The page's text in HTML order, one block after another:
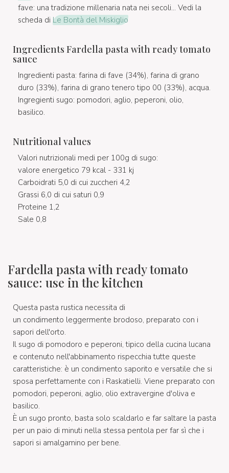
fave: una tradizione millenaria nata nei secoli... Vedi la
scheda di Le Bontà del Miskiglio
Ingredients Fardella pasta with ready tomato
sauce
Ingredienti pasta: farina di fave (34%), farina di grano
duro (33%), farina di grano tenero tipo 00 (33%), acqua.
Ingregienti sugo: pomodori, aglio, peperoni, olio,
basilico.
Nutritional values
Valori nutrizionali medi per 100g di sugo:
valore energetico 79 kcal - 331 kj
Carboidrati 5,0 di cui zuccheri 4,2
Grassi 6,0 di cui saturi 0,9
Proteine 1,2
Sale 0,8
Fardella pasta with ready tomato
sauce: use in the kitchen
Questa pasta rustica necessita di
un condimento leggermente brodoso, preparato con i
sapori dell'orto.
Il sugo di pomodoro e peperoni, tipico della cucina lucana
e contenuto nell'abbinamento rispecchia tutte queste
caratteristiche: è un condimento saporito e versatile che si
sposa perfettamente con i Raskatielli. Viene preparato con
pomodori, peperoni, aglio, olio extravergine d'oliva e
basilico.
È un sugo pronto, basta solo scaldarlo e far saltare la pasta
per un paio di minuti nella stessa pentola per far sì che i
sapori si amalgamino per bene.